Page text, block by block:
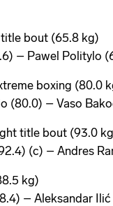
bout (65.8 kg)
– Pawel Politylo
boxing (80.0
(80.0) – Vaso
title bout (93.0
(c) – Andres
kg)
– Aleksandar